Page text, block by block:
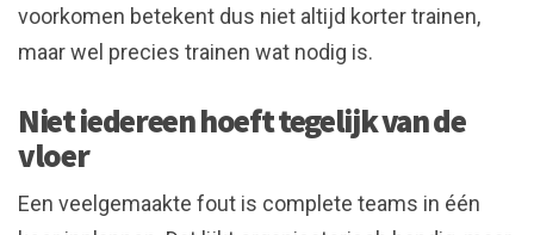
voorkomen betekent dus niet altijd korter trainen,
maar wel precies trainen wat nodig is.
Niet iedereen hoeft tegelijk van de
vloer
Een veelgemaakte fout is complete teams in één